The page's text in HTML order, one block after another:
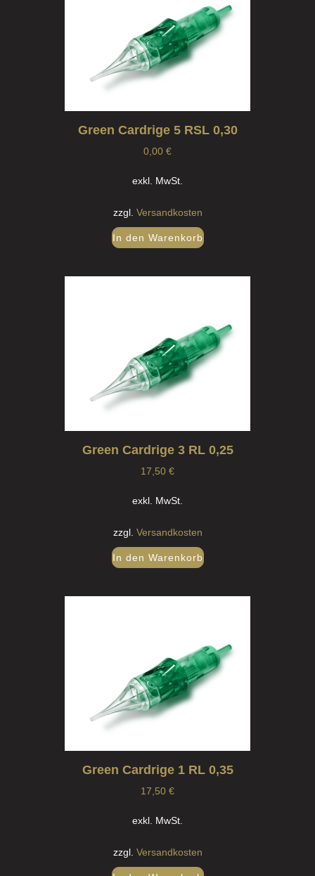
Green Cardrige 5 RSL 0,30
0,00 €
exkl. MwSt.
zzgl. Versandkosten
In den Warenkorb
Green Cardrige 3 RL 0,25
17,50 €
exkl. MwSt.
zzgl. Versandkosten
In den Warenkorb
Green Cardrige 1 RL 0,35
17,50 €
exkl. MwSt.
zzgl. Versandkosten